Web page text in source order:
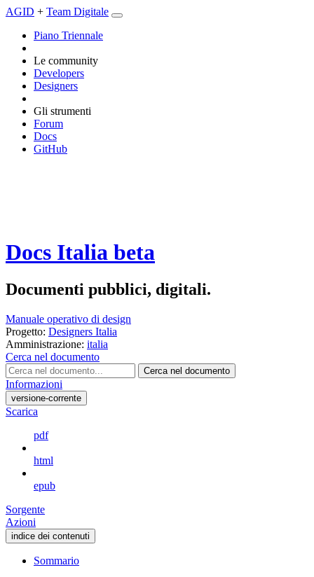
AGID + Team Digitale
Piano Triennale
Le community
Developers
Designers
Gli strumenti
Forum
Docs
GitHub
Docs Italia beta
Documenti pubblici, digitali.
Manuale operativo di design
Progetto: Designers Italia
Amministrazione: italia
Cerca nel documento
Cerca nel documento
Informazioni
versione-corrente
Scarica
pdf
html
epub
Sorgente
Azioni
indice dei contenuti
Sommario